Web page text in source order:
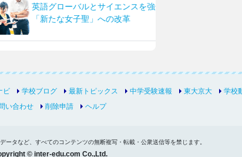
理想を形にデザインと機能性をアップ
生徒たちに託された夏服リニューアル
ビ 学校ブログ 最新トピックス 中学受験速報 東大京大
学校
い合わせ 削除申請 ヘルプ
ータなど、すべてのコンテンツの無断複写・転載・公衆送信等を禁じます。
© inter-edu.com Co.,Ltd.